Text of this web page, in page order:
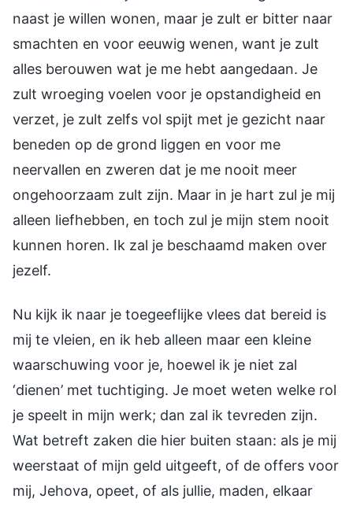
Nu kijk ik naar je toegeeflijke vlees dat bereid is
mij te vleien, en ik heb alleen maar een kleine
waarschuwing voor je, hoewel ik je niet zal
‘dienen’ met tuchtiging. Je moet weten welke rol
je speelt in mijn werk; dan zal ik tevreden zijn.
Wat betreft zaken die hier buiten staan: als je mij
weerstaat of mijn geld uitgeeft, of de offers voor
mij, Jehova, opeet, of als jullie, maden, elkaar